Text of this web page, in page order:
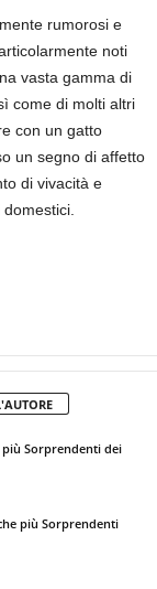
rumorosi e
noti
vasta gamma di
come di molti altri
con un gatto
un segno di affetto
di vivacità e
più Sorprendenti dei
più Sorprendenti